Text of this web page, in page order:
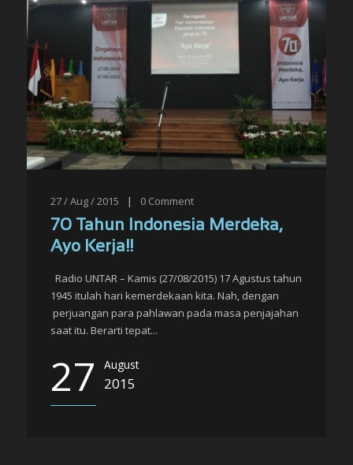
27 / Aug / 2015 | 0 Comment
70 Tahun Indonesia Merdeka,
Ayo Kerja!!
Radio UNTAR – Kamis (27/08/2015) 17 Agustus tahun
1945 itulah hari kemerdekaan kita. Nah, dengan
perjuangan para pahlawan pada masa penjajahan
saat itu. Berarti tepat...
27 August
2015